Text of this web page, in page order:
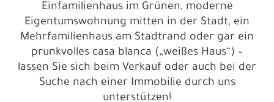
Einfamilienhaus im Grünen, moderne
Eigentumswohnung mitten in der Stadt, ein
Mehrfamilienhaus am Stadtrand oder gar ein
prunkvolles casa blanca („weißes Haus“) –
lassen Sie sich beim Verkauf oder auch bei der
Suche nach einer Immobilie durch uns
unterstützen!